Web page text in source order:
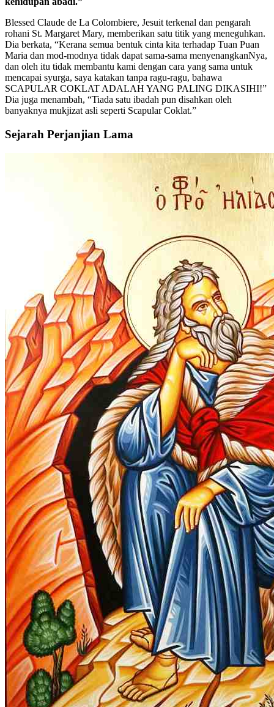
Blessed Claude de La Colombiere, Jesuit terkenal dan pengarah
rohani St. Margaret Mary, memberikan satu titik yang meneguhkan.
Dia berkata, “Kerana semua bentuk cinta kita terhadap Tuan Puan
Maria dan mod-modnya tidak dapat sama-sama menyenangkanNya,
dan oleh itu tidak membantu kami dengan cara yang sama untuk
mencapai syurga, saya katakan tanpa ragu-ragu, bahawa
SCAPULAR COKLAT ADALAH YANG PALING DIKASIHI!”
Dia juga menambah, “Tiada satu ibadah pun disahkan oleh
banyaknya mukjizat asli seperti Scapular Coklat.”
Sejarah Perjanjian Lama